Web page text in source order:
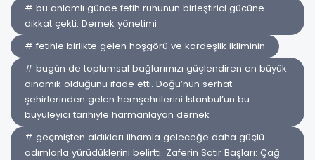
# bu anlamlı günde fetih ruhunun birleştirici gücüne
dikkat çekti. Dernek yönetimi
# fetihle birlikte gelen hoşgörü ve kardeşlik ikliminin
# bugün de toplumsal bağlarımızı güçlendiren en büyük
dinamik olduğunu ifade etti. Doğu’nun serhat
şehirlerinden gelen hemşehrilerini İstanbul’un bu
büyüleyici tarihiyle harmanlayan dernek
# geçmişten aldıkları ilhamla geleceğe daha güçlü
adımlarla yürüdüklerini belirtti. Zaferin Satır Başları: Çağ